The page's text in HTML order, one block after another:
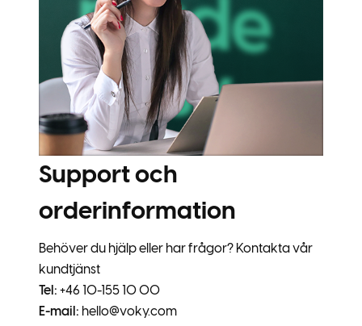
Support och
orderinformation
Behöver du hjälp eller har frågor? Kontakta vår
kundtjänst
Tel: +46 10-155 10 00
E-mail: hello@voky.com